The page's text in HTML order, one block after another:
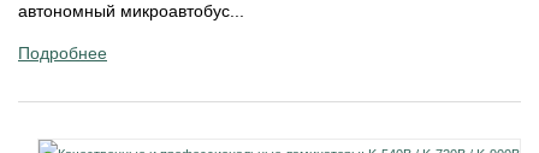
автономный микроавтобус...
Подробнее